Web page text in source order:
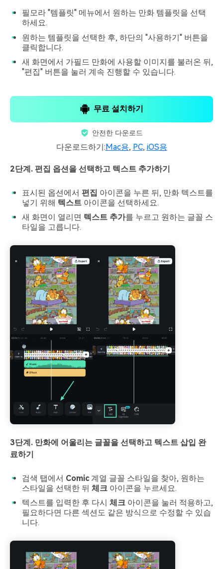
필모라 "템플릿" 메뉴에서 원하는 만화 템플릿을 선택
하세요.
원하는 템플릿을 선택한 후, 하단의 "사용하기" 버튼을
클릭합니다.
새 화면에서 가필드 만화에 사용할 이미지를 불러온 뒤,
"편집" 버튼을 눌러 계속 진행할 수 있습니다.
무료 설치하기
안전한 다운로드
다운로드하기: Mac용, PC, iOS용
2단계. 편집 옵션을 선택하고 텍스트 추가하기
표시된 옵션에서 편집 아이콘을 누른 뒤, 만화 텍스트를
넣기 위해 텍스트 아이콘을 선택하세요.
새 화면이 열리면 텍스트 추가를 누르고 원하는 글꼴 스
타일을 고릅니다.
3단계. 만화에 어울리는 글꼴을 선택하고 텍스트 삽입 완
료하기
검색 탭에서 Comic계열 글꼴 스타일을 찾아, 원하는
스타일을 선택한 뒤 체크 아이콘을 누르세요.
텍스트를 입력한 후 다시 체크 아이콘을 눌러 적용하고,
필요하다면 다른 섹션도 같은 방식으로 수정할 수 있습
니다.